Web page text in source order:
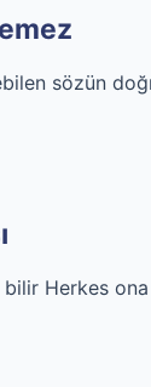
sözün
Herkes